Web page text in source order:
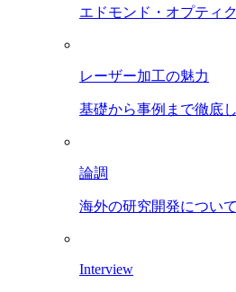
エドモンド・オプティ
レーザー加工の魅力
基礎から事例まで徹底
論調
海外の研究開発について
Interview